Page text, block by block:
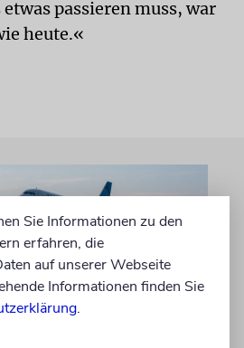
passieren muss, war
heute.«
Sie Informationen zu den
erfahren, die
auf unserer Webseite
Informationen finden Sie
.